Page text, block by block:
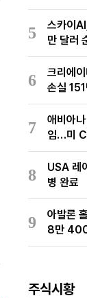
5
스카이
만 달러
경 완료
6
크리에
손실
달러 조
7
애비아
임…미
8
USA 레
병 완료
9
아발론
8만
주식시황